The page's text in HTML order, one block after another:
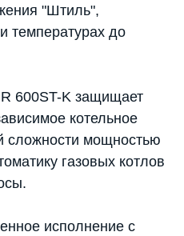
"Штиль",
температурах до
600ST-K защищает
котельное
сложности мощностью
газовых котлов
исполнение с